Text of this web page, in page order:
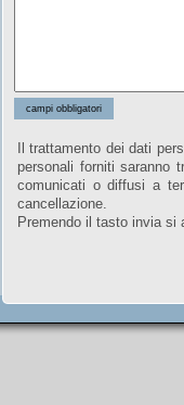
campi obbligatori
Il trattamento dei dati
personali forniti saranno
comunicati o diffusi a
cancellazione.
Premendo il tasto invia si